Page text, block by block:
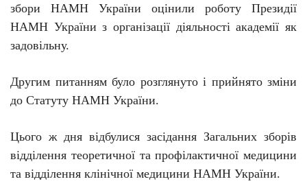
збори НАМН України оцінили роботу Президії
НАМН України з організації діяльності академії як
задовільну.
Другим питанням було розглянуто і прийнято зміни
до Статуту НАМН України.
Цього ж дня відбулися засідання Загальних зборів
відділення теоретичної та профілактичної медицини
та відділення клінічної медицини НАМН України.